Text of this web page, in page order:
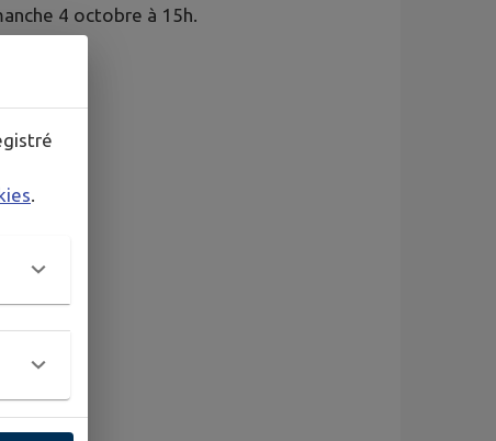
4 octobre à 15h.